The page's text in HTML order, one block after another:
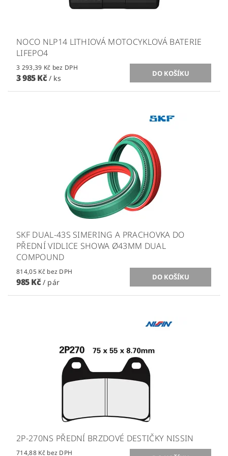
NOCO NLP14 LITHIOVÁ MOTOCYKLOVÁ BATERIE
LIFEPO4
3 293,39 Kč bez DPH
3 985 Kč / ks
SKF DUAL-43S SIMERING A PRACHOVKA DO
PŘEDNÍ VIDLICE SHOWA Ø43MM DUAL
COMPOUND
814,05 Kč bez DPH
985 Kč / pár
2P-270NS PŘEDNÍ BRZDOVÉ DESTIČKY NISSIN
714,88 Kč bez DPH